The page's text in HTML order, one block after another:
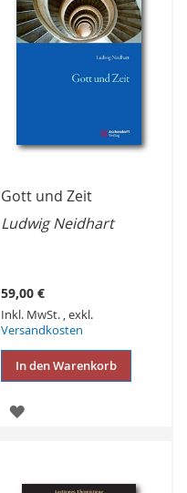
Gott und Zeit
Ludwig Neidhart
59,00 €
Inkl. MwSt. ,exkl.
Versandkosten
In den Warenkorb
ZUR